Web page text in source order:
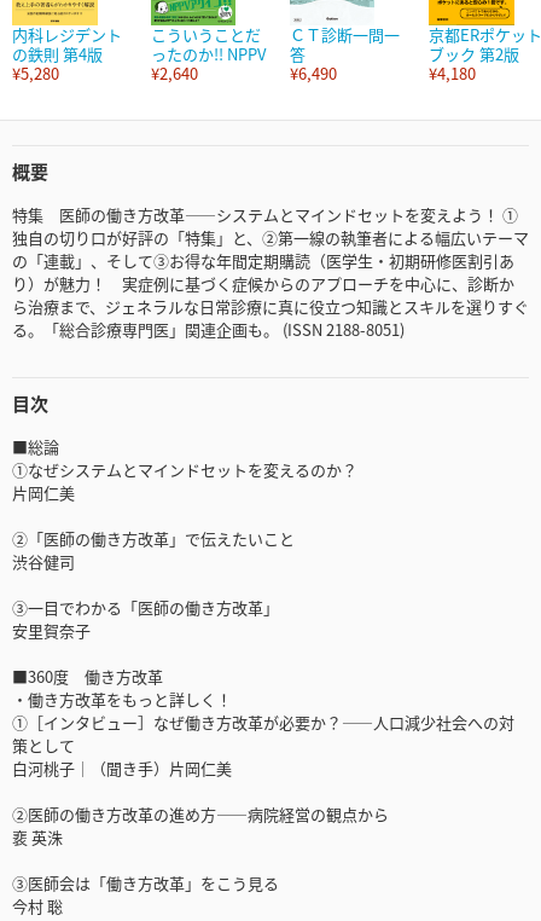
内科レジデント
の鉄則 第4版
¥5,280
こういうことだ
ったのか!! NPPV
¥2,640
ＣＴ診断一問一
答
¥6,490
京都ERポケット
ブック 第2版
¥4,180
概要
特集 医師の働き方改革――システムとマインドセットを変えよう！ ①
独自の切り口が好評の「特集」と、②第一線の執筆者による幅広いテーマ
の「連載」、そして③お得な年間定期購読（医学生・初期研修医割引あ
り）が魅力！ 実症例に基づく症候からのアプローチを中心に、診断か
ら治療まで、ジェネラルな日常診療に真に役立つ知識とスキルを選りすぐ
る。「総合診療専門医」関連企画も。 (ISSN 2188-8051)
目次
■総論
①なぜシステムとマインドセットを変えるのか？
片岡仁美
②「医師の働き方改革」で伝えたいこと
渋谷健司
③一目でわかる「医師の働き方改革」
安里賀奈子
■360度 働き方改革
・働き方改革をもっと詳しく！
①［インタビュー］なぜ働き方改革が必要か？――人口減少社会への対
策として
白河桃子│（聞き手）片岡仁美
②医師の働き方改革の進め方――病院経営の観点から
裵 英洙
③医師会は「働き方改革」をこう見る
今村 聡